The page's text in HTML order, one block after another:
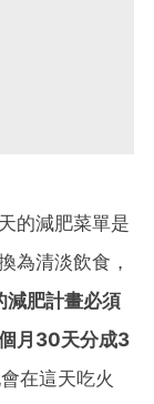
的減肥菜單是
為清淡飲食，
減肥計畫必須
月30天分成3
會在這天吃火